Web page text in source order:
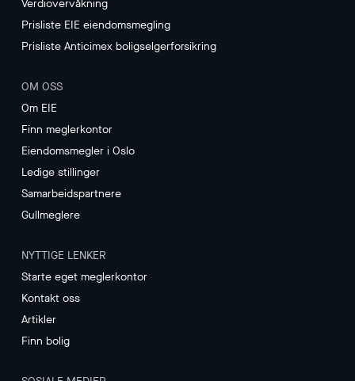
Verdiovervåkning
Prisliste EIE eiendomsmegling
Prisliste Anticimex boligselgerforsikring
OM OSS
Om EIE
Finn meglerkontor
Eiendomsmegler i Oslo
Ledige stillinger
Samarbeidspartnere
Gullmeglere
NYTTIGE LENKER
Starte eget meglerkontor
Kontakt oss
Artikler
Finn bolig